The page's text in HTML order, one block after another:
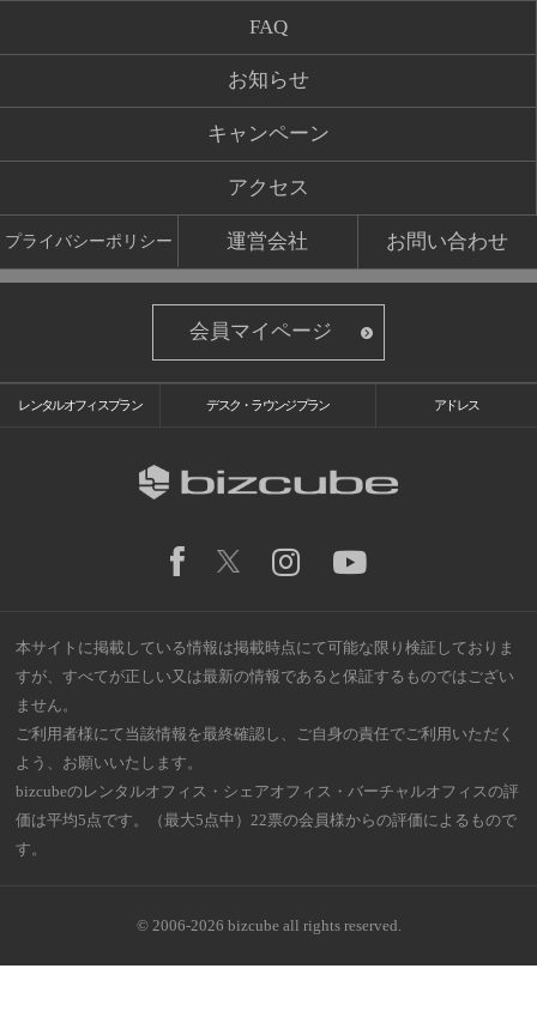
FAQ
お知らせ
キャンペーン
アクセス
プライバシーポリシー 運営会社 お問い合わせ
会員マイページ
レンタルオフィスプラン デスク・ラウンジプラン アドレス
本サイトに掲載している情報は掲載時点にて可能な限り検証しておりま
すが、すべてが正しい又は最新の情報であると保証するものではござい
ません。
ご利用者様にて当該情報を最終確認し、ご自身の責任でご利用いただく
よう、お願いいたします。
bizcubeのレンタルオフィス・シェアオフィス・バーチャルオフィスの評
価は平均5点です。（最大5点中）22票の会員様からの評価によるもので
す。
© 2006-2026 bizcube all rights reserved.